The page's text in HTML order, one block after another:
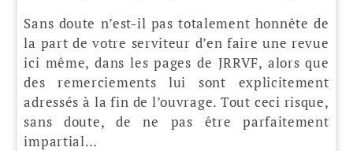
Sans doute n’est-il pas totalement honnête de
la part de votre serviteur d’en faire une revue
ici même, dans les pages de JRRVF, alors que
des remerciements lui sont explicitement
adressés à la fin de l’ouvrage. Tout ceci risque,
sans doute, de ne pas être parfaitement
impartial…